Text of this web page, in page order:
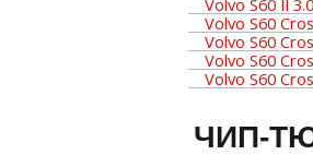
Volvo S60 II 3.0
Volvo S60
Volvo S60
Volvo S60
Volvo S60
ЧИП-